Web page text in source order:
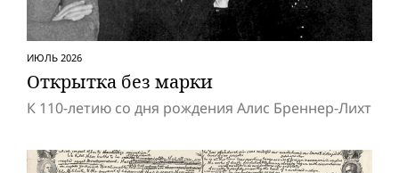
ИЮЛЬ 2026
Открытка без марки
К 110-летию со дня рождения Алис Бреннер-Лихт